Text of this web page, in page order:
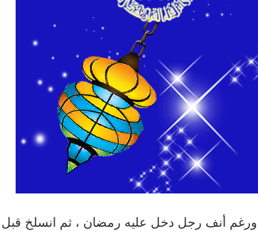
أنف رجل دخل عليه رمضان ، ثم انسلخ قبل